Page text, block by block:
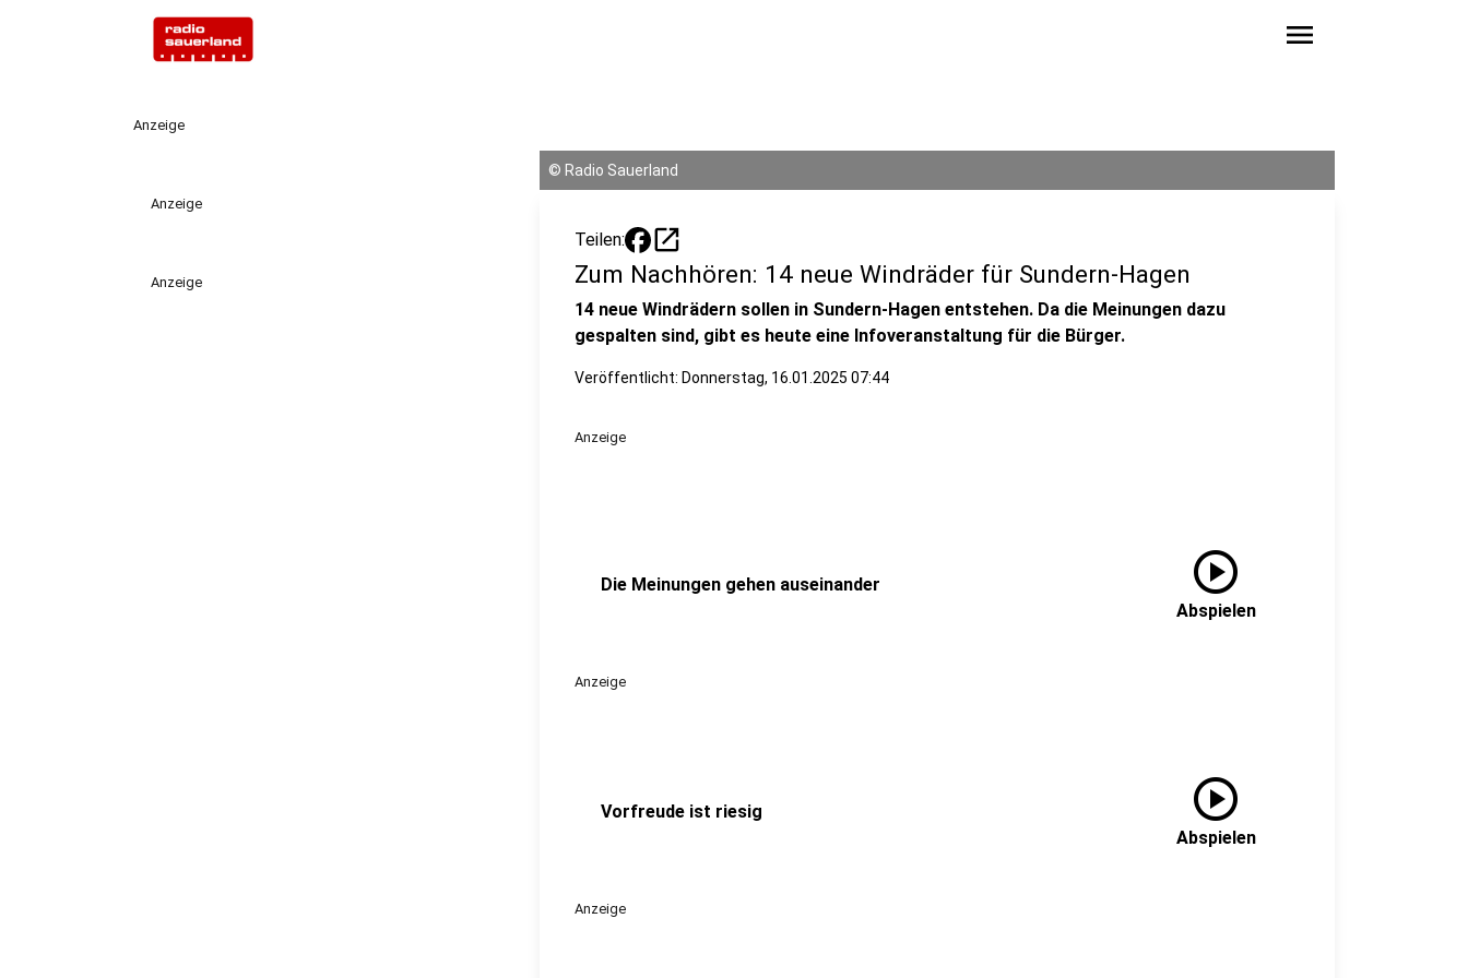
menu
Anzeige
Anzeige
Anzeige
© Radio Sauerland
Teilen: open_in_new
Zum Nachhören: 14 neue Windräder für Sundern-Hagen
14 neue Windrädern sollen in Sundern-Hagen entstehen. Da die Meinungen dazu
gespalten sind, gibt es heute eine Infoveranstaltung für die Bürger.
Veröffentlicht: Donnerstag, 16.01.2025 07:44
Anzeige
Die Meinungen gehen auseinander play_circle
Abspielen
Anzeige
Vorfreude ist riesig play_circle
Abspielen
Anzeige